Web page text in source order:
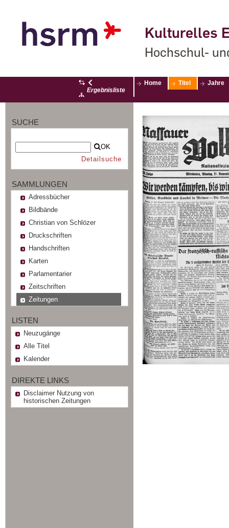
Kulturelles
Hochschul-
Ergebnisliste
Home Titel Jahre
SUCHE
OK
Detailsuche
SAMMLUNGEN
Adressbücher
Bildbände
Christian von Schlözer
Druckschriften
Handschriften
Karten
Parlamentarier
Zeitschriften
Zeitungen
LISTEN
Neuzugänge
Alle Titel
Kalender
DIREKTE LINKS
Disclaimer Nutzung von
historischen Zeitungen